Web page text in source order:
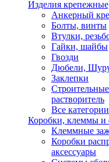
Изделия
Анкерный
Болты, винты
Втулки,
Гайки, шайбы
Гвозди
Дюбели,
Заклепки
растворитель
Все
Коробки, клеммы и
Клеммные
Коробки
аксессуары